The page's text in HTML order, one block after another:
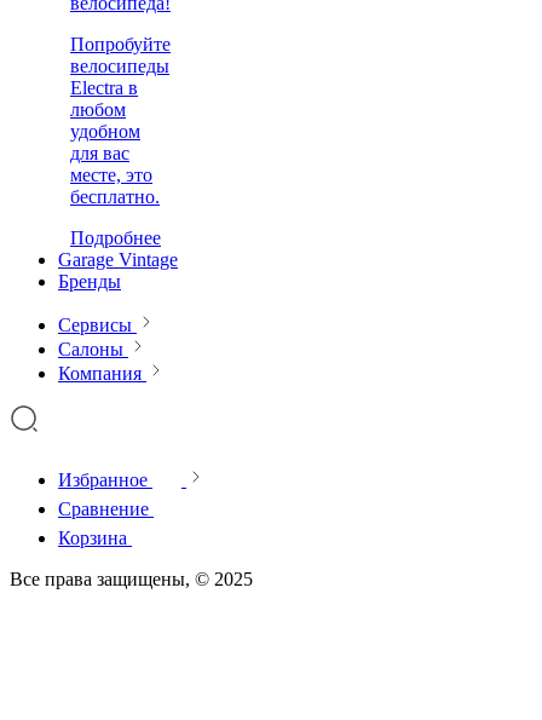
Попробуйте
велосипеды
Electra в
любом
удобном
для вас
месте, это
бесплатно.
Подробнее
Garage Vintage
Бренды
Сервисы
Салоны
Компания
Избранное
Сравнение
Корзина
Все права защищены, © 2025